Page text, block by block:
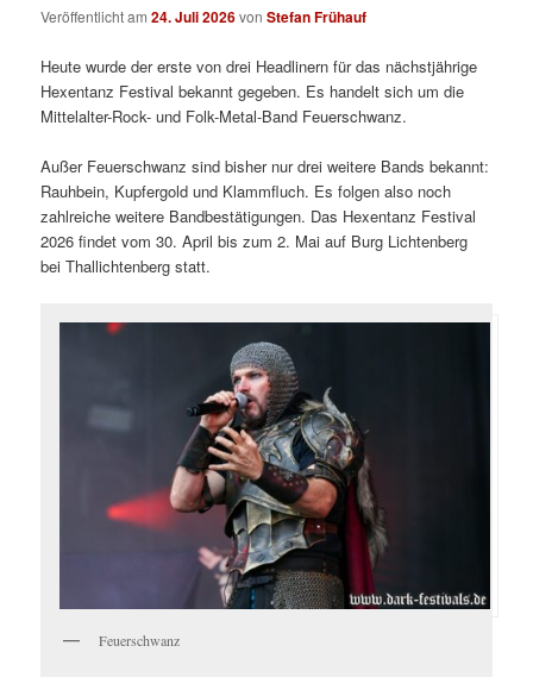
Veröffentlicht am24. Juli 2026vonStefan Frühauf
Heute wurde der erste von drei Headlinern für das nächstjährige
Hexentanz Festival bekannt gegeben. Es handelt sich um die
Mittelalter-Rock- und Folk-Metal-Band Feuerschwanz.
Außer Feuerschwanz sind bisher nur drei weitere Bands bekannt:
Rauhbein, Kupfergold und Klammfluch. Es folgen also noch
zahlreiche weitere Bandbestätigungen. Das Hexentanz Festival
2026 findet vom 30. April bis zum 2. Mai auf Burg Lichtenberg
bei Thallichtenberg statt.
Feuerschwanz